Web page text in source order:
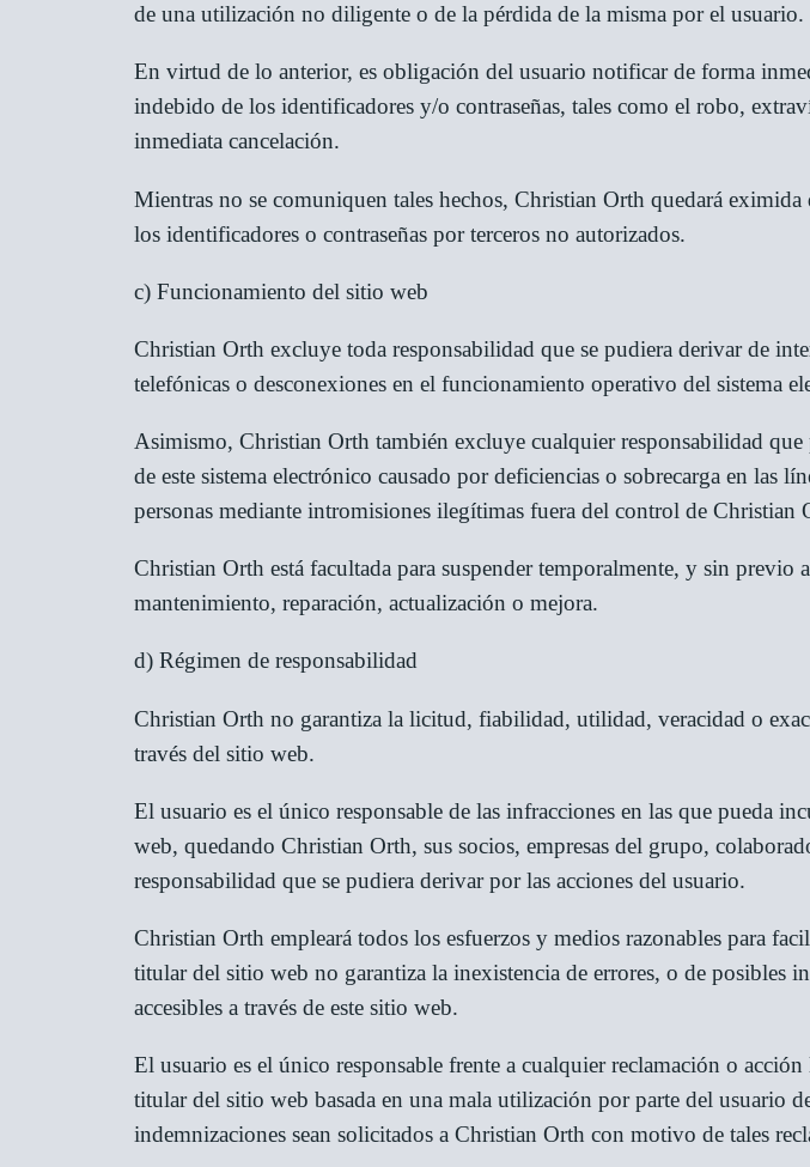
de una utilización no diligente o de la pérdida de la misma por el usuario.
En virtud de lo anterior, es obligación del usuario notificar de forma
indebido de los identificadores y/o contraseñas, tales como el robo,
inmediata cancelación.
Mientras no se comuniquen tales hechos, Christian Orth quedará
los identificadores o contraseñas por terceros no autorizados.
c) Funcionamiento del sitio web
Christian Orth excluye toda responsabilidad que se pudiera derivar de
telefónicas o desconexiones en el funcionamiento operativo del sistema
Asimismo, Christian Orth también excluye cualquier responsabilidad
de este sistema electrónico causado por deficiencias o sobrecarga en las
personas mediante intromisiones ilegítimas fuera del control de Christian
Christian Orth está facultada para suspender temporalmente, y sin
mantenimiento, reparación, actualización o mejora.
d) Régimen de responsabilidad
Christian Orth no garantiza la licitud, fiabilidad, utilidad, veracidad o
través del sitio web.
El usuario es el único responsable de las infracciones en las que pueda
web, quedando Christian Orth, sus socios, empresas del grupo,
responsabilidad que se pudiera derivar por las acciones del usuario.
Christian Orth empleará todos los esfuerzos y medios razonables para
titular del sitio web no garantiza la inexistencia de errores, o de posibles
accesibles a través de este sitio web.
El usuario es el único responsable frente a cualquier reclamación o
titular del sitio web basada en una mala utilización por parte del usuario
indemnizaciones sean solicitados a Christian Orth con motivo de tales